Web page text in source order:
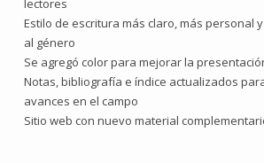
lectores
Estilo de escritura más claro, más personal
al género
Se agregó color para mejorar la
Notas, bibliografía e índice actualizados
avances en el campo
Sitio web con nuevo material